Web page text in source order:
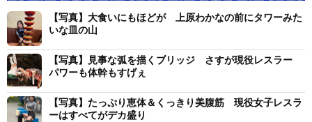
【写真】大食いにもほどが 上原わかなの前にタワーみた
いな皿の山
【写真】見事な弧を描くブリッジ さすが現役レスラー
パワーも体幹もすげぇ
【写真】たっぷり恵体＆くっきり美腹筋 現役女子レスラ
ーはすべてがデカ盛り